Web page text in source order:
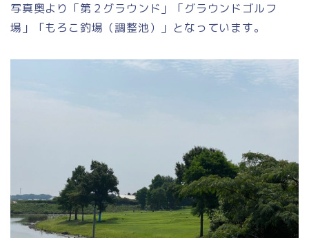
写真奥より「第２グラウンド」「グラウンドゴルフ
場」「もろこ釣場（調整池）」となっています。